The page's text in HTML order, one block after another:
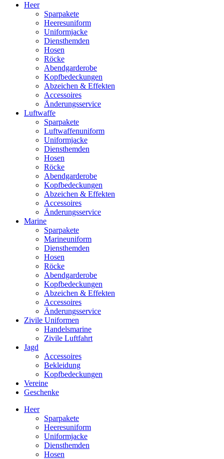
Heer
Sparpakete
Heeresuniform
Uniformjacke
Diensthemden
Hosen
Röcke
Abendgarderobe
Kopfbedeckungen
Abzeichen & Effekten
Accessoires
Änderungsservice
Luftwaffe
Sparpakete
Luftwaffenuniform
Uniformjacke
Diensthemden
Hosen
Röcke
Abendgarderobe
Kopfbedeckungen
Abzeichen & Effekten
Accessoires
Änderungsservice
Marine
Sparpakete
Marineuniform
Diensthemden
Hosen
Röcke
Abendgarderobe
Kopfbedeckungen
Abzeichen & Effekten
Accessoires
Änderungsservice
Zivile Uniformen
Handelsmarine
Zivile Luftfahrt
Jagd
Accessoires
Bekleidung
Kopfbedeckungen
Vereine
Geschenke
Heer
Sparpakete
Heeresuniform
Uniformjacke
Diensthemden
Hosen